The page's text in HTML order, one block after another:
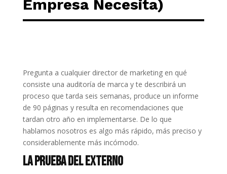
Empresa Necesita)
Pregunta a cualquier director de marketing en qué
consiste una auditoría de marca y te describirá un
proceso que tarda seis semanas, produce un informe
de 90 páginas y resulta en recomendaciones que
tardan otro año en implementarse. De lo que
hablamos nosotros es algo más rápido, más preciso y
considerablemente más incómodo.
La Prueba del Externo